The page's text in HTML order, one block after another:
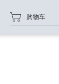
购物车